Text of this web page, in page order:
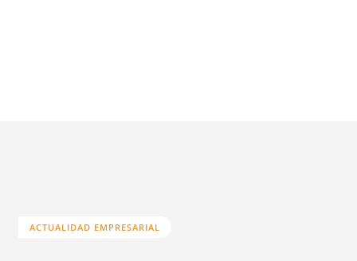
ACTUALIDAD EMPRESARIAL